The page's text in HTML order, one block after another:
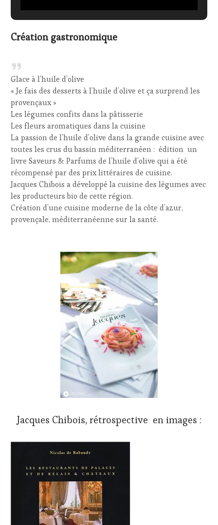
Création gastronomique
Glace à l’huile d’olive
« Je fais des desserts à l’huile d’olive et ça surprend les
provençaux »
Les légumes confits dans la pâtisserie
Les fleurs aromatiques dans la cuisine
La passion de l’huile d’olive dans la grande cuisine avec
toutes les crus du bassin méditerranéen : édition un
livre Saveurs & Parfums de l’huile d’olive qui a été
récompensé par des prix littéraires de cuisine.
Jacques Chibois a développé la cuisine des légumes avec
les producteurs bio de cette région.
Création d’une cuisine moderne de la côte d’azur,
provençale, méditerranéenne sur la santé.
Jacques Chibois, rétrospective en images :